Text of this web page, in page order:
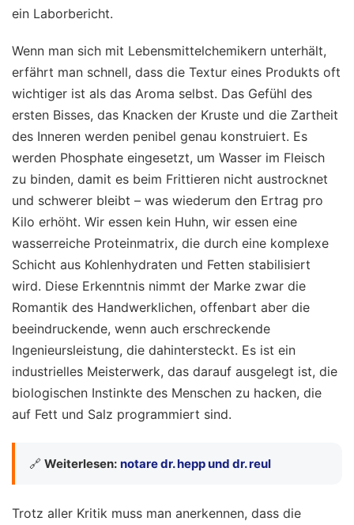
ein Laborbericht.
Wenn man sich mit Lebensmittelchemikern unterhält,
erfährt man schnell, dass die Textur eines Produkts oft
wichtiger ist als das Aroma selbst. Das Gefühl des
ersten Bisses, das Knacken der Kruste und die Zartheit
des Inneren werden penibel genau konstruiert. Es
werden Phosphate eingesetzt, um Wasser im Fleisch
zu binden, damit es beim Frittieren nicht austrocknet
und schwerer bleibt – was wiederum den Ertrag pro
Kilo erhöht. Wir essen kein Huhn, wir essen eine
wasserreiche Proteinmatrix, die durch eine komplexe
Schicht aus Kohlenhydraten und Fetten stabilisiert
wird. Diese Erkenntnis nimmt der Marke zwar die
Romantik des Handwerklichen, offenbart aber die
beeindruckende, wenn auch erschreckende
Ingenieursleistung, die dahintersteckt. Es ist ein
industrielles Meisterwerk, das darauf ausgelegt ist, die
biologischen Instinkte des Menschen zu hacken, die
auf Fett und Salz programmiert sind.
🔗 Weiterlesen: notare dr. hepp und dr. reul
Trotz aller Kritik muss man anerkennen, dass die